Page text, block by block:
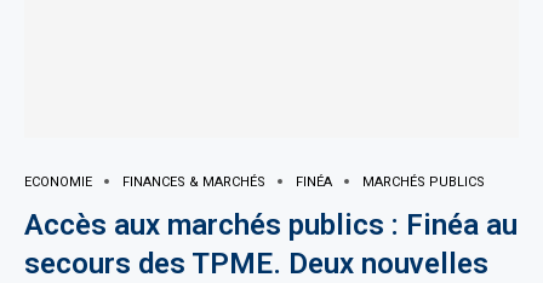
ECONOMIE FINANCES & MARCHÉS FINÉA MARCHÉS PUBLICS
Accès aux marchés publics : Finéa au
secours des TPME. Deux nouvelles